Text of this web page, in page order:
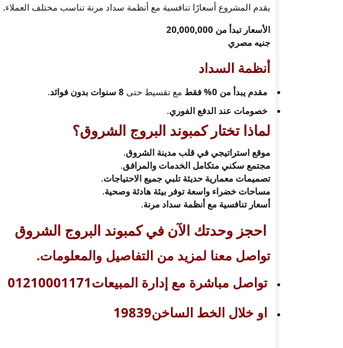
يقدم المشروع أسعارًا تنافسية مع أنظمة سداد مرنة تناسب مختلف العملاء.
الأسعار تبدأ من 20,000,000
جنيه مصري
أنظمة السداد
مقدم يبدأ من 0% فقط مع تقسيط حتى 8 سنوات بدون فوائد
.
خصومات عند الدفع الفوري.
لماذا تختار كمبوند البروج الشروق؟
موقع استراتيجي في قلب مدينة الشروق.
مجتمع سكني متكامل الخدمات والمرافق.
تصميمات معمارية حديثة تلبي جميع الاحتياجات.
مساحات خضراء واسعة توفر بيئة هادئة وصحية.
أسعار تنافسية مع أنظمة سداد مرنة.
احجز وحدتك الآن في كمبوند البروج الشروق
تواصل معنا لمزيد من التفاصيل والمعلومات.
تواصل مباشرة مع إدارة المبيعات01210001171
او خلال الخط الساخن19839